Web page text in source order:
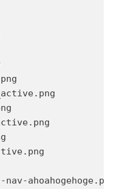
ahoahogehoge.png //